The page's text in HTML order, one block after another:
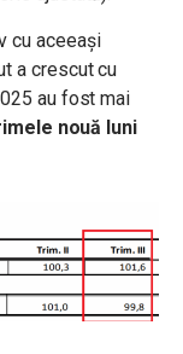
cu aceeași
a crescut cu
au fost mai
nouă luni